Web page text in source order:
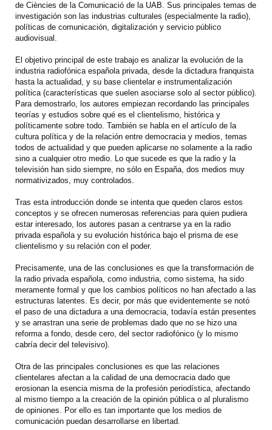
de Ciències de la Comunicació de la UAB. Sus principales temas de
investigación son las industrias culturales (especialmente la radio),
políticas de comunicación, digitalización y servicio público
audiovisual.
El objetivo principal de este trabajo es analizar la evolución de la
industria radiofónica española privada, desde la dictadura franquista
hasta la actualidad, y su base clientelar e instrumentalización
política (características que suelen asociarse solo al sector público).
Para demostrarlo, los autores empiezan recordando las principales
teorías y estudios sobre qué es el clientelismo, histórica y
políticamente sobre todo. También se habla en el artículo de la
cultura política y de la relación entre democracia y medios, temas
todos de actualidad y que pueden aplicarse no solamente a la radio
sino a cualquier otro medio. Lo que sucede es que la radio y la
televisión han sido siempre, no sólo en España, dos medios muy
normativizados, muy controlados.
Tras esta introducción donde se intenta que queden claros estos
conceptos y se ofrecen numerosas referencias para quien pudiera
estar interesado, los autores pasan a centrarse ya en la radio
privada española y su evolución histórica bajo el prisma de ese
clientelismo y su relación con el poder.
Precisamente, una de las conclusiones es que la transformación de
la radio privada española, como industria, como sistema, ha sido
meramente formal y que los cambios políticos no han afectado a las
estructuras latentes. Es decir, por más que evidentemente se notó
el paso de una dictadura a una democracia, todavía están presentes
y se arrastran una serie de problemas dado que no se hizo una
reforma a fondo, desde cero, del sector radiofónico (y lo mismo
cabría decir del televisivo).
Otra de las principales conclusiones es que las relaciones
clientelares afectan a la calidad de una democracia dado que
erosionan la esencia misma de la profesión periodística, afectando
al mismo tiempo a la creación de la opinión pública o al pluralismo
de opiniones. Por ello es tan importante que los medios de
comunicación puedan desarrollarse en libertad.